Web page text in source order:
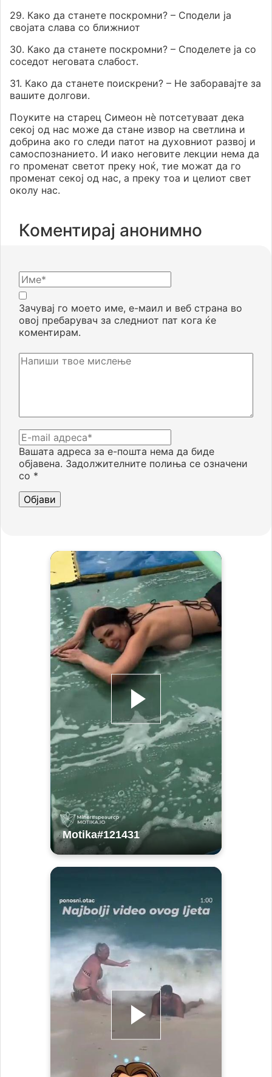
29. Како да станете поскромни? – Сподели ја
својата слава со ближниот
30. Како да станете поскромни? – Споделете ја со
соседот неговата слабост.
31. Како да станете поискрени? – Не заборавајте за
вашите долгови.
Поуките на старец Симеон нè потсетуваат дека
секој од нас може да стане извор на светлина и
добрина ако го следи патот на духовниот развој и
самоспознанието. И иако неговите лекции нема да
го променат светот преку ноќ, тие можат да го
променат секој од нас, а преку тоа и целиот свет
околу нас.
Коментирај анонимно
Вашата адреса за е-пошта нема да биде
објавена. Задолжителните полиња се означени
со *
Зачувај го моето име, е-маил и веб страна во
овој пребарувач за следниот пат кога ќе
коментирам.